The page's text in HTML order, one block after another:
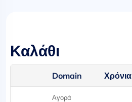
Καλάθι
Domain Χρόνια
Αγορά